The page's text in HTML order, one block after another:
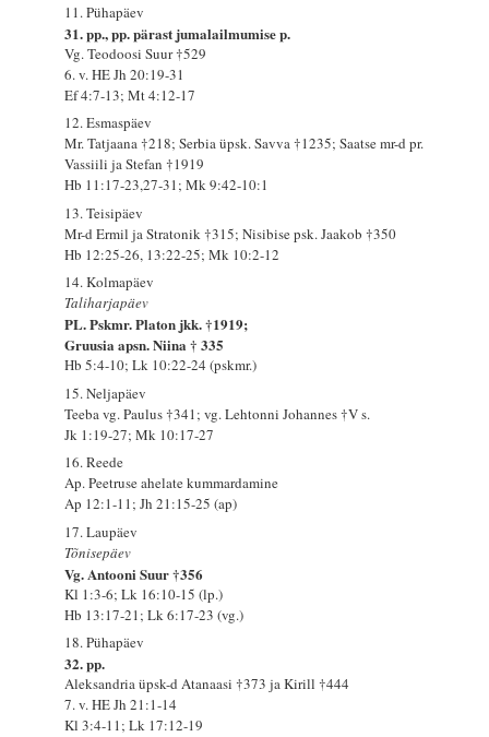
11. Pühapäev
31. pp., pp. pärast jumalailmumise p.
Vg. Teodoosi Suur †529
6. v. HE Jh 20:19-31
Ef 4:7-13; Mt 4:12-17
12. Esmaspäev
Mr. Tatjaana †218; Serbia üpsk. Savva †1235; Saatse mr-d pr.
Vassiili ja Stefan †1919
Hb 11:17-23,27-31; Mk 9:42-10:1
13. Teisipäev
Mr-d Ermil ja Stratonik †315; Nisibise psk. Jaakob †350
Hb 12:25-26, 13:22-25; Mk 10:2-12
14. Kolmapäev
Taliharjapäev
PL. Pskmr. Platon jkk. †1919;
Gruusia apsn. Niina † 335
Hb 5:4-10; Lk 10:22-24 (pskmr.)
15. Neljapäev
Teeba vg. Paulus †341; vg. Lehtonni Johannes †V s.
Jk 1:19-27; Mk 10:17-27
16. Reede
Ap. Peetruse ahelate kummardamine
Ap 12:1-11; Jh 21:15-25 (ap)
17. Laupäev
Tõnisepäev
Vg. Antooni Suur †356
Kl 1:3-6; Lk 16:10-15 (lp.)
Hb 13:17-21; Lk 6:17-23 (vg.)
18. Pühapäev
32. pp.
Aleksandria üpsk-d Atanaasi †373 ja Kirill †444
7. v. HE Jh 21:1-14
Kl 3:4-11; Lk 17:12-19